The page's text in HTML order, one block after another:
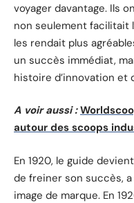
voyager davantage. Ils
non seulement facilitait
les rendait plus
un succès immédiat,
histoire d’innovation et
A voir aussi :
autour des scoops
En 1920, le guide
de freiner son succès,
image de marque. En